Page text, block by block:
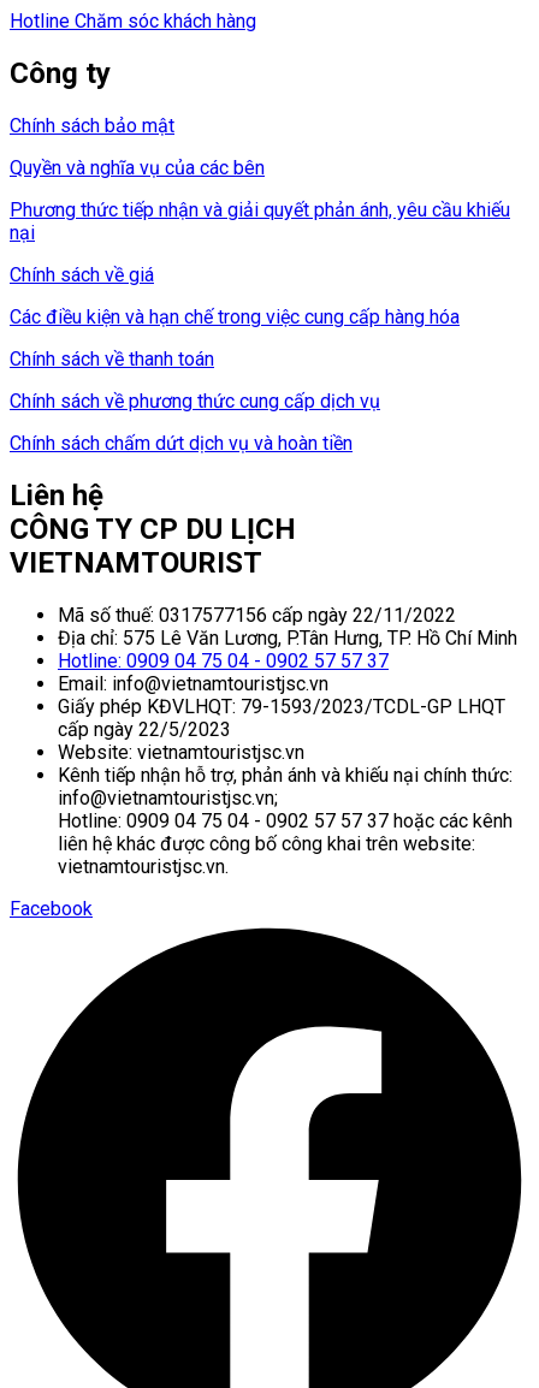
Hotline Chăm sóc khách hàng
Công ty
Chính sách bảo mật
Quyền và nghĩa vụ của các bên
Phương thức tiếp nhận và giải quyết phản ánh, yêu cầu khiếu
nại
Chính sách về giá
Các điều kiện và hạn chế trong việc cung cấp hàng hóa
Chính sách về thanh toán
Chính sách về phương thức cung cấp dịch vụ
Chính sách chấm dứt dịch vụ và hoàn tiền
Liên hệ
CÔNG TY CP DU LỊCH
VIETNAMTOURIST
Mã số thuế: 0317577156 cấp ngày 22/11/2022
Địa chỉ: 575 Lê Văn Lương, P.Tân Hưng, TP. Hồ Chí Minh
Hotline: 0909 04 75 04 - 0902 57 57 37
Email: info@vietnamtouristjsc.vn
Giấy phép KĐVLHQT: 79-1593/2023/TCDL-GP LHQT
cấp ngày 22/5/2023
Website: vietnamtouristjsc.vn
Kênh tiếp nhận hỗ trợ, phản ánh và khiếu nại chính thức:
info@vietnamtouristjsc.vn;
Hotline: 0909 04 75 04 - 0902 57 57 37 hoặc các kênh
liên hệ khác được công bố công khai trên website:
vietnamtouristjsc.vn.
Facebook